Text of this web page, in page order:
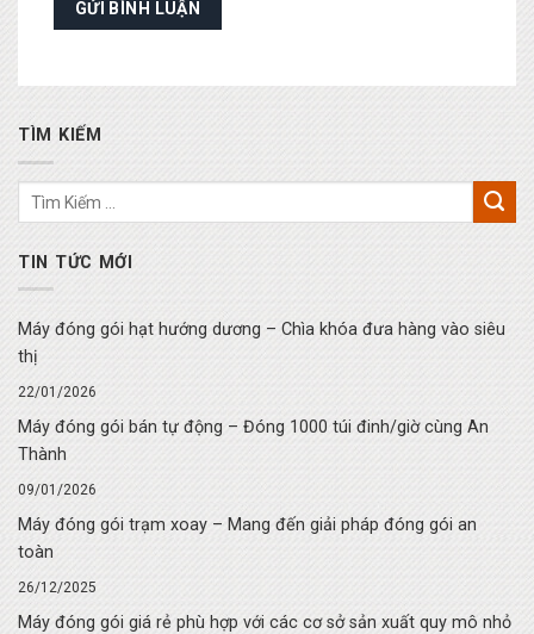
TÌM KIẾM
TIN TỨC MỚI
Máy đóng gói hạt hướng dương – Chìa khóa đưa hàng vào siêu
thị
22/01/2026
Máy đóng gói bán tự động – Đóng 1000 túi đinh/giờ cùng An
Thành
09/01/2026
Máy đóng gói trạm xoay – Mang đến giải pháp đóng gói an
toàn
26/12/2025
Máy đóng gói giá rẻ phù hợp với các cơ sở sản xuất quy mô nhỏ